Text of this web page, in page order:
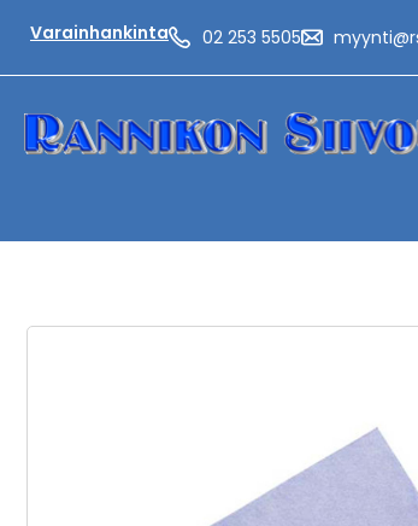
Varainhankinta 02 253 5505